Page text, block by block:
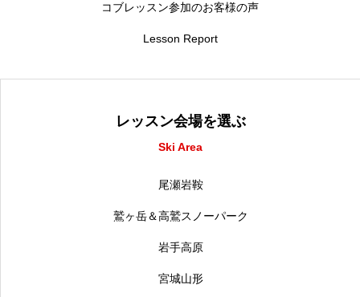
コブレッスン参加のお客様の声
Lesson Report
レッスン会場を選ぶ
Ski Area
尾瀬岩鞍
鷲ヶ岳＆高鷲スノーパーク
岩手高原
宮城山形